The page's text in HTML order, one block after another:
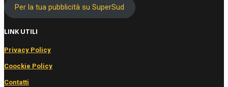
Per la tua pubblicità su SuperSud
LINK UTILI
Privacy Policy
Coockie Policy
Contatti